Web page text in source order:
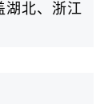
湖北、浙江